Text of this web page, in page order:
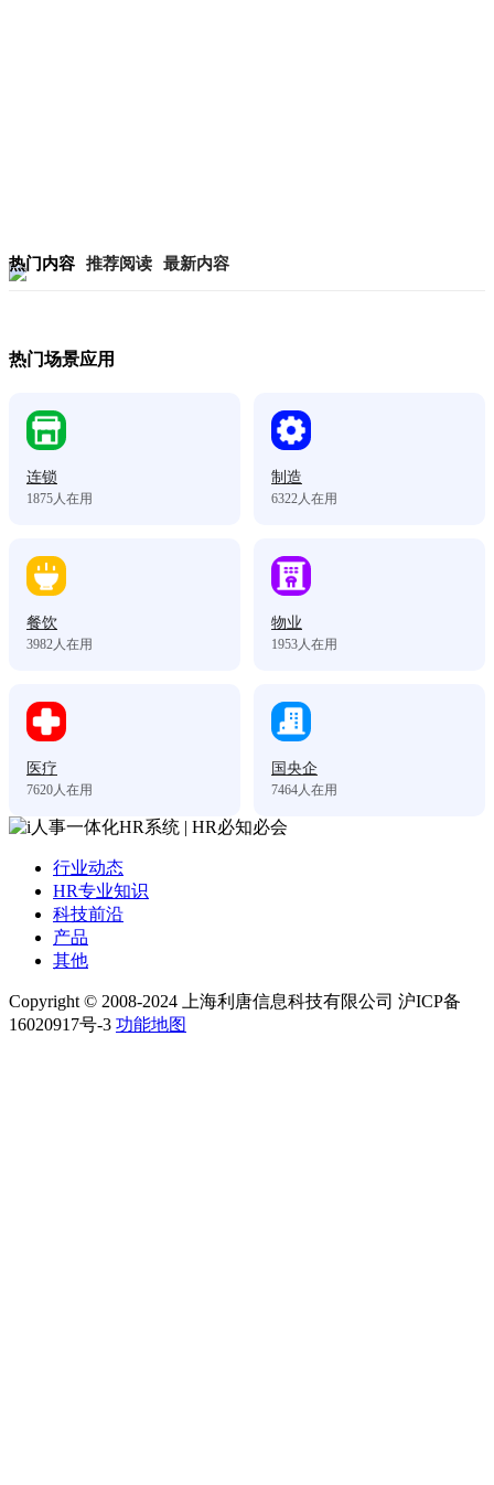
热门内容 推荐阅读 最新内容
热门场景应用
连锁
1875人在用
制造
6322人在用
餐饮
3982人在用
物业
1953人在用
医疗
7620人在用
国央企
7464人在用
行业动态
HR专业知识
科技前沿
产品
其他
Copyright © 2008-2024 上海利唐信息科技有限公司 沪ICP备
16020917号-3 功能地图